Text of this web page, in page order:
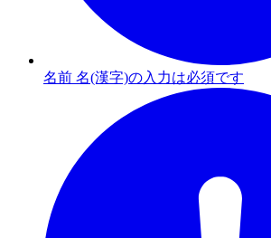
名前 名(漢字)の入力は必須です